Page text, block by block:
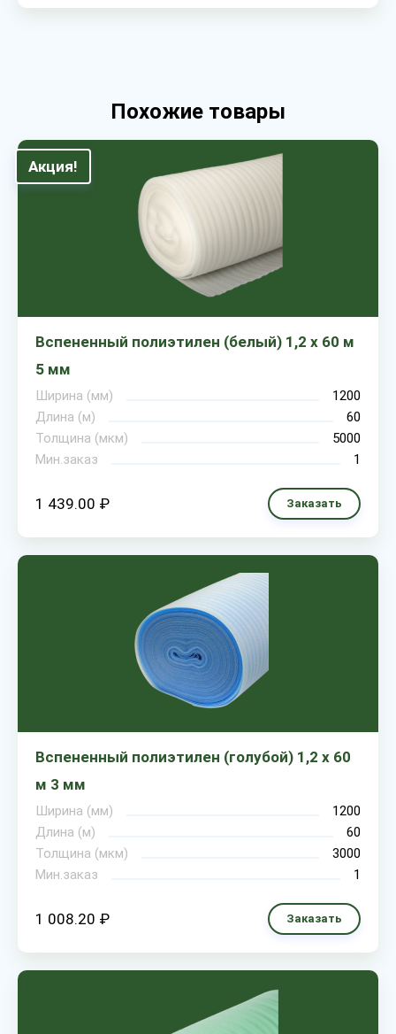
Похожие товары
Акция!
Вспененный полиэтилен (белый) 1,2 х 60 м
5 мм
Ширина (мм)
1200
Длина (м)
60
Толщина (мкм)
5000
Мин.заказ
1
1 439.00 ₽ Заказать
Вспененный полиэтилен (голубой) 1,2 х 60
м 3 мм
Ширина (мм)
1200
Длина (м)
60
Толщина (мкм)
3000
Мин.заказ
1
1 008.20 ₽ Заказать